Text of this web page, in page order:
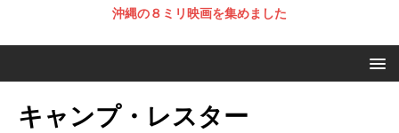
沖縄の８ミリ映画を集めました
キャンプ・レスター